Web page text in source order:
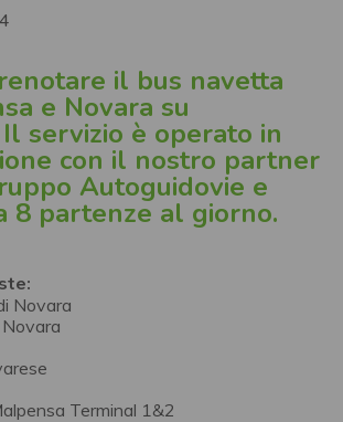
il bus navetta
e Novara su
Il servizio è operato in
con il nostro partner
Autoguidovie e
8 partenze al giorno.
Novara
Terminal 1&2